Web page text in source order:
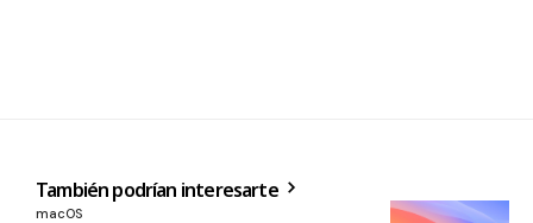
También podrían interesarte
macOS